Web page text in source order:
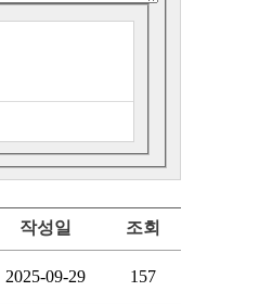
작성일 조회
2025-09-29 157